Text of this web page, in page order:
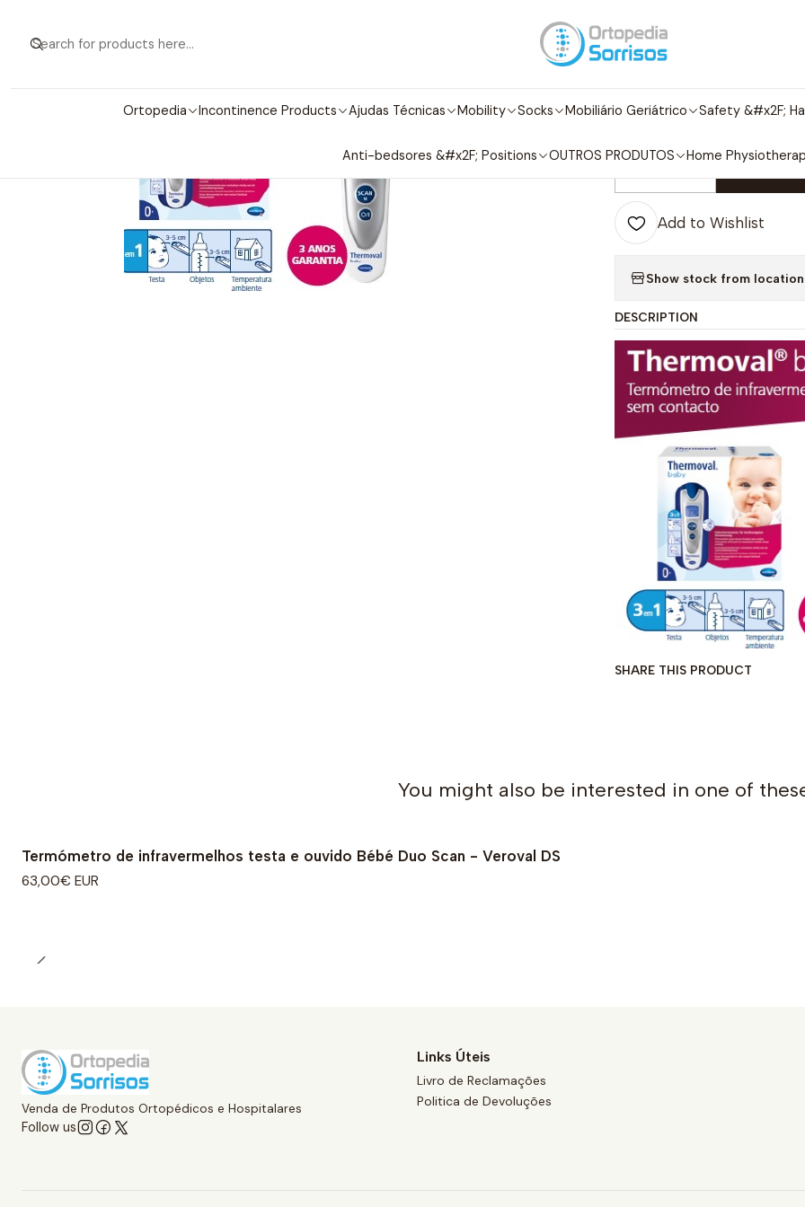
Ortopedia Incontinence Products Ajudas Técnicas Mobility Socks Mobiliário Geriátrico Safety &#x2F;
Anti-bedsores &#x2F; Positions OUTROS PRODUTOS Home
Termómetro de infravermelhos sem contacto
Termómetro
contacto
Quantity
Add to Wishlist
Show stock from
DESCRIPTION
SHARE THIS PRODUCT
You might also be interested in one of
Termómetro de infravermelhos testa e ouvido Bébé Duo Scan - Veroval DS
63,00€ EUR
Venda de Produtos Ortopédicos e Hospitalares
Follow us
Links Úteis
Livro de Reclamações
Politica de Devoluções